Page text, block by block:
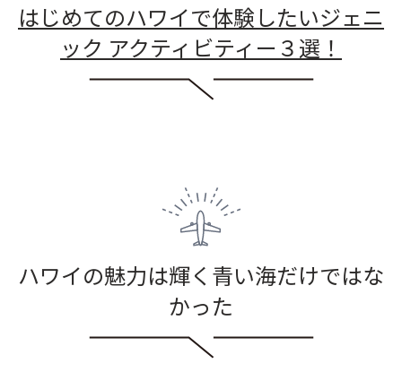
はじめてのハワイで体験したいジェニ
ック アクティビティー３選！
ハワイの魅力は輝く青い海だけではな
かった